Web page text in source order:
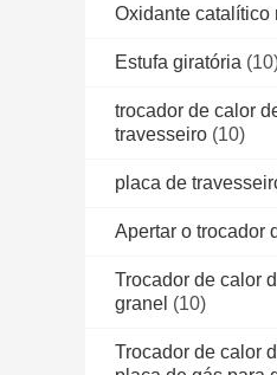
Oxidante catalítico
Estufa giratória
trocador de calor
travesseiro (10)
placa de
Apertar o trocador
Trocador de calor
granel (10)
Trocador de calor